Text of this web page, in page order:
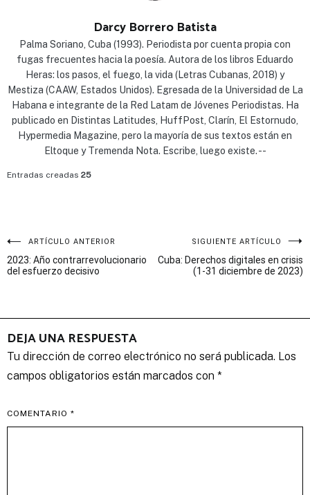
Darcy Borrero Batista
Palma Soriano, Cuba (1993). Periodista por cuenta propia con
fugas frecuentes hacia la poesía. Autora de los libros Eduardo
Heras: los pasos, el fuego, la vida (Letras Cubanas, 2018) y
Mestiza (CAAW, Estados Unidos). Egresada de la Universidad de La
Habana e integrante de la Red Latam de Jóvenes Periodistas. Ha
publicado en Distintas Latitudes, HuffPost, Clarín, El Estornudo,
Hypermedia Magazine, pero la mayoría de sus textos están en
Eltoque y Tremenda Nota. Escribe, luego existe. --
Entradas creadas 25
Navegación
de
ARTÍCULO ANTERIOR
2023: Año contrarrevolucionario
del esfuerzo decisivo
SIGUIENTE ARTÍCULO
Cuba: Derechos digitales en crisis
(1-31 diciembre de 2023)
DEJA UNA RESPUESTA
Tu dirección de correo electrónico no será publicada. Los
campos obligatorios están marcados con *
COMENTARIO *